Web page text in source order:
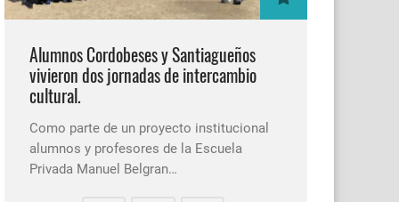
Alumnos Cordobeses y Santiagueños
vivieron dos jornadas de intercambio
cultural.
Como parte de un proyecto institucional
alumnos y profesores de la Escuela
Privada Manuel Belgran…